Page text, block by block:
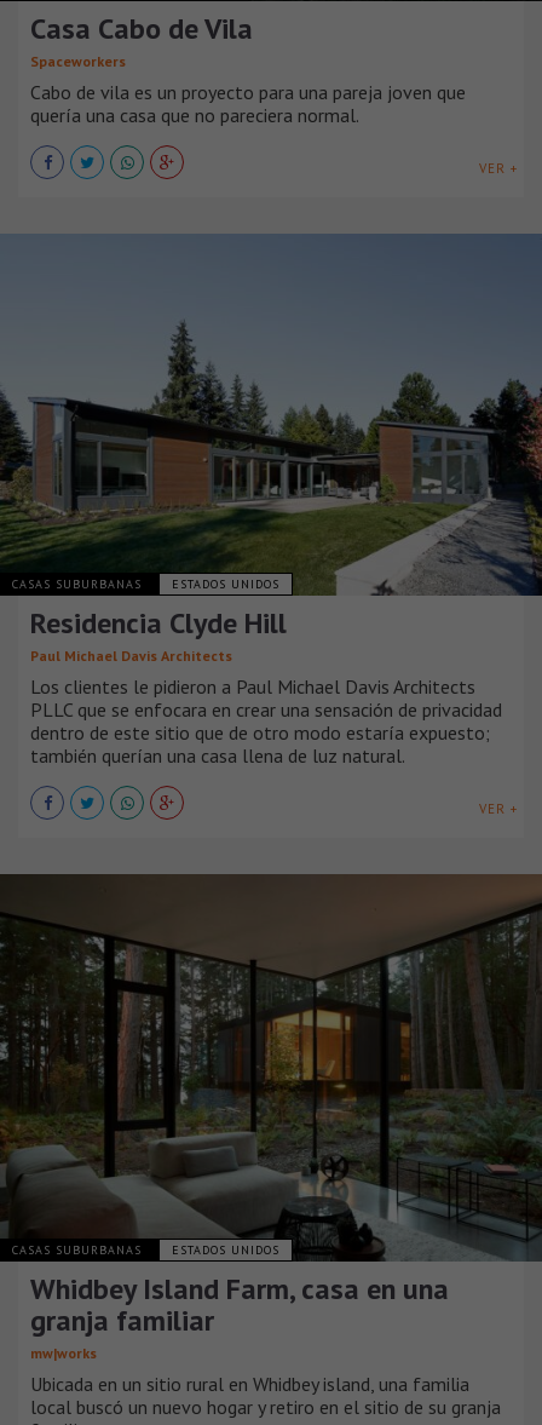
Casa Cabo de Vila
Spaceworkers
Cabo de vila es un proyecto para una pareja joven que
quería una casa que no pareciera normal.
VER +
CASAS SUBURBANAS ESTADOS UNIDOS
Residencia Clyde Hill
Paul Michael Davis Architects
Los clientes le pidieron a Paul Michael Davis Architects
PLLC que se enfocara en crear una sensación de privacidad
dentro de este sitio que de otro modo estaría expuesto;
también querían una casa llena de luz natural.
VER +
CASAS SUBURBANAS ESTADOS UNIDOS
Whidbey Island Farm, casa en una
granja familiar
mw|works
Ubicada en un sitio rural en Whidbey island, una familia
local buscó un nuevo hogar y retiro en el sitio de su granja